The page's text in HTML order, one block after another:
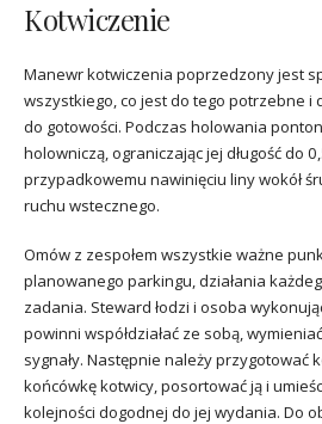
Kotwiczenie
Manewr kotwiczenia poprzedzony jest
wszystkiego, co jest do tego potrzebne i
do gotowości. Podczas holowania
holowniczą, ograniczając jej długość do
przypadkowemu nawinięciu liny wokół
ruchu wstecznego.
Omów z zespołem wszystkie ważne
planowanego parkingu, działania
zadania. Steward łodzi i osoba
powinni współdziałać ze sobą,
sygnały. Następnie należy przygotować
końcówkę kotwicy, posortować ją i
kolejności dogodnej do jej wydania. Do